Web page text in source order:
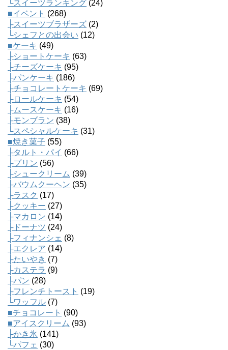
└スイーツランキング (24)
■イベント (268)
├スイーツブラザーズ (2)
└シェフとの出会い (12)
■ケーキ (49)
├ショートケーキ (63)
├チーズケーキ (95)
├パンケーキ (186)
├チョコレートケーキ (69)
├ロールケーキ (54)
├ムースケーキ (16)
├モンブラン (38)
└スペシャルケーキ (31)
■焼き菓子 (55)
├タルト・パイ (66)
├プリン (56)
├シュークリーム (39)
├バウムクーヘン (35)
├ラスク (17)
├クッキー (27)
├マカロン (14)
├ドーナツ (24)
├フィナンシェ (8)
├エクレア (14)
├たいやき (7)
├カステラ (9)
├パン (28)
├フレンチトースト (19)
└ワッフル (7)
■チョコレート (90)
■アイスクリーム (93)
├かき氷 (141)
└パフェ (30)